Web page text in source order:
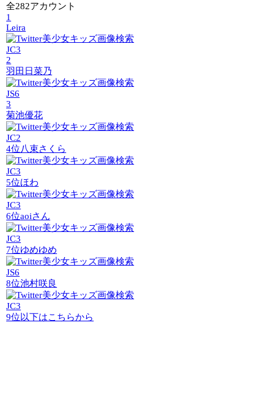
全282アカウント
1
Leira
JC3
2
羽田日菜乃
JS6
3
菊池優花
JC2
4位八束さくら
JC3
5位ほわ
JC3
6位aoiさん
JC3
7位ゆめゆめ
JS6
8位池村咲良
JC3
9位以下はこちらから